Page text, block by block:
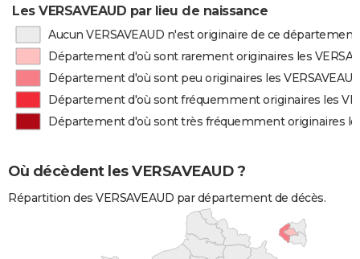
Les VERSAVEAUD par lieu de naissance
Aucun VERSAVEAUD n'est originaire de ce département
Département d'où sont rarement originaires les
Département d'où sont peu originaires les
Département d'où sont fréquemment originaires les
Département d'où sont très fréquemment originaires
Où décèdent les VERSAVEAUD ?
Répartition des VERSAVEAUD par département de décès.